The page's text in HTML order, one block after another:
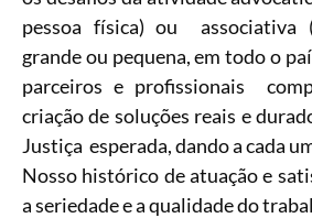
pessoa física) ou associativa
grande ou pequena, em todo o
parceiros e profissionais
criação de soluções reais e
Justiça esperada, dando a cada
Nosso histórico de atuação e
a seriedade e a qualidade do